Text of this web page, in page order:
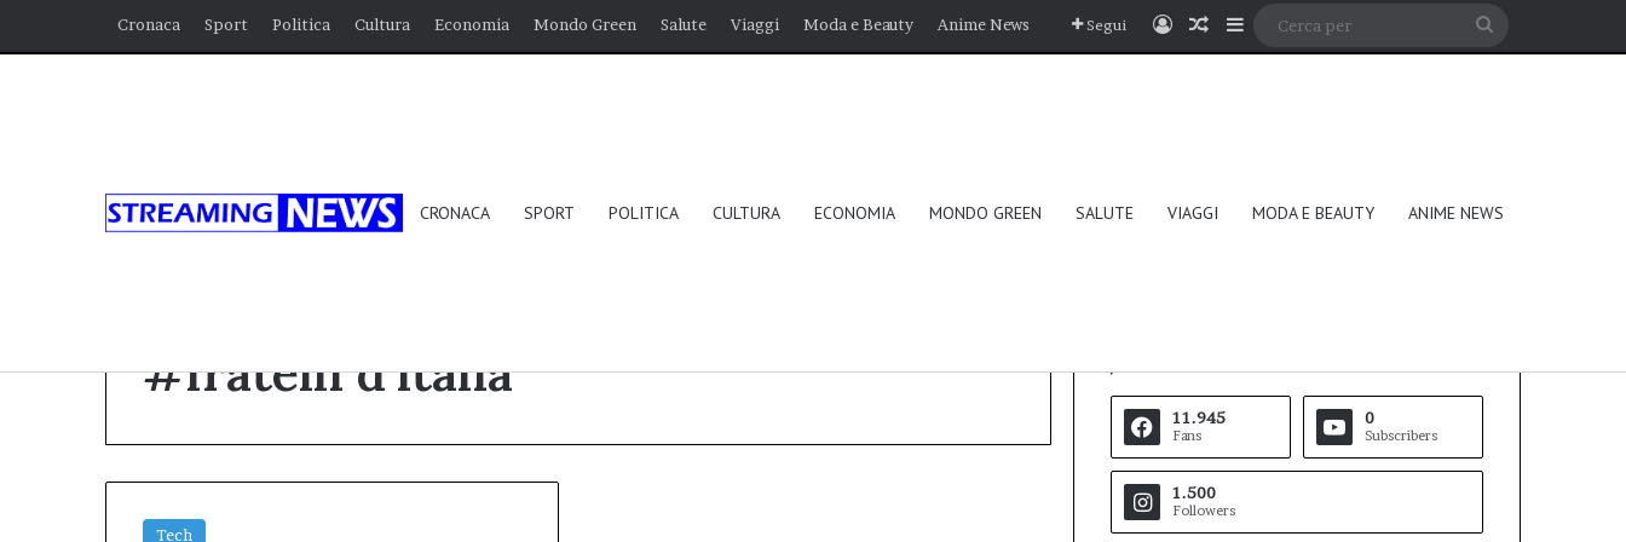
Cronaca Sport Politica Cultura Economia Mondo Green Salute Viaggi Moda e Beauty Anime News Segui AccediUn articolo a caso
Barra laterale
CRONACA SPORT POLITICA CULTURA ECONOMIA MONDO GREEN SALUTE VIAGGI MODA E BEAUTY ANIME NEWS
#fratelli d’italia
Tech
11.945
Fans
0
Subscribers
1.500
Followers